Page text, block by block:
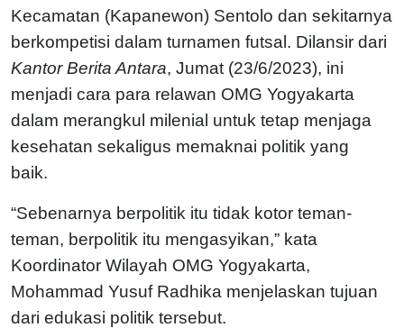
Kecamatan (Kapanewon) Sentolo dan sekitarnya
berkompetisi dalam turnamen futsal. Dilansir dari
Kantor Berita Antara, Jumat (23/6/2023), ini
menjadi cara para relawan OMG Yogyakarta
dalam merangkul milenial untuk tetap menjaga
kesehatan sekaligus memaknai politik yang
baik.
“Sebenarnya berpolitik itu tidak kotor teman-
teman, berpolitik itu mengasyikan,” kata
Koordinator Wilayah OMG Yogyakarta,
Mohammad Yusuf Radhika menjelaskan tujuan
dari edukasi politik tersebut.